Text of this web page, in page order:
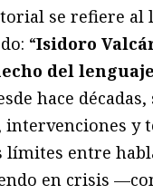
se refiere al
“Isidoro
del
hace décadas,
intervenciones y
límites entre
en crisis